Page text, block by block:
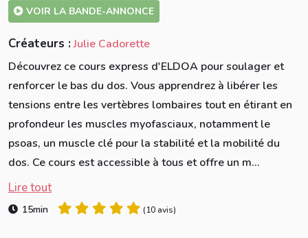
VOIR LA BANDE-ANNONCE
Créateurs :Julie Cadorette
Découvrez ce cours express d'ELDOA pour soulager et
renforcer le bas du dos. Vous apprendrez à libérer les
tensions entre les vertèbres lombaires tout en étirant en
profondeur les muscles myofasciaux, notamment le
psoas, un muscle clé pour la stabilité et la mobilité du
dos. Ce cours est accessible à tous et offre un m...
Lire tout
15min (10 avis)